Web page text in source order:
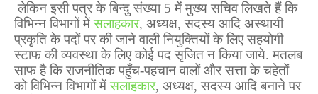
लेकिन इसी पत्र के बिन्दु संख्या 5 में मुख्य सचिव लिखते हैं कि
विभिन्न विभागों मेंसलाहकार, अध्यक्ष, सदस्य आदि अस्थायी
प्रकृति के पदों पर की जाने वाली नियुक्तियों के लिए सहयोगी
स्टाफ की व्यवस्था के लिए कोई पद सृजित न किया जाये. मतलब
साफ है कि राजनीतिक पहुँच-पहचान वालों और सत्ता के चहेतों
को विभिन्न विभागों मेंसलाहकार, अध्यक्ष, सदस्य आदि बनाने पर